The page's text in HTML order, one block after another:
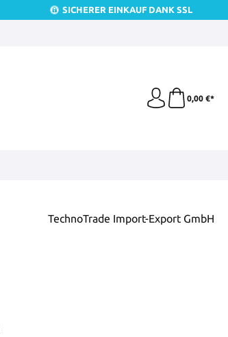
SICHERER EINKAUF DANK SSL
0,00 €*
TechnoTrade Import-Export GmbH